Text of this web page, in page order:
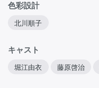
色彩設計
北川順子
キャスト
堀江由衣 藤原啓治